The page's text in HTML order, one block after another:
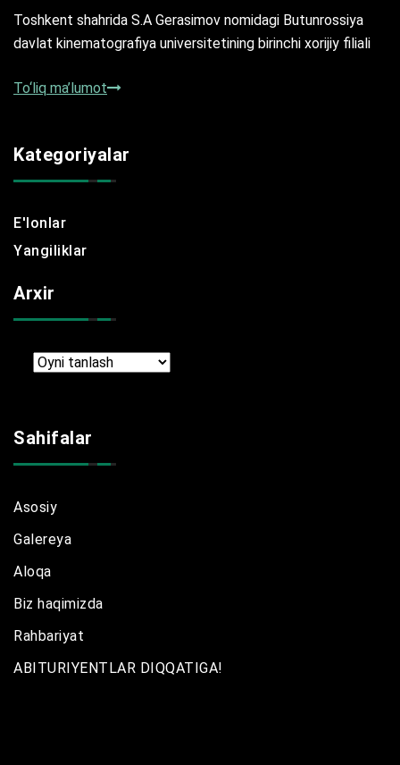
Toshkent shahrida S.A Gerasimov nomidagi Butunrossiya
davlat kinematografiya universitetining birinchi xorijiy filiali
To‘liq ma’lumot
Kategoriyalar
E'lonlar
Yangiliklar
Arxir
Arxir
Sahifalar
Asosiy
Galereya
Aloqa
Biz haqimizda
Rahbariyat
ABITURIYENTLAR DIQQATIGA!